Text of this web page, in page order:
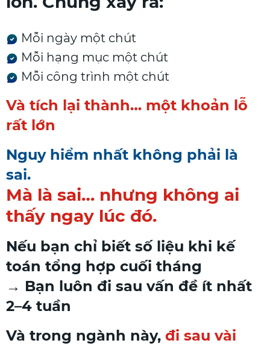
Mỗi ngày một chút
Mỗi hạng mục một chút
Mỗi công trình một chút
Và tích lại thành… một khoản lỗ
rất lớn
Nguy hiểm nhất không phải là
sai.
Mà là sai… nhưng không ai
thấy ngay lúc đó.
Nếu bạn chỉ biết số liệu khi kế
toán tổng hợp cuối tháng
→ Bạn luôn đi sau vấn đề ít nhất
2–4 tuần
Và trong ngành này, đi sau vài